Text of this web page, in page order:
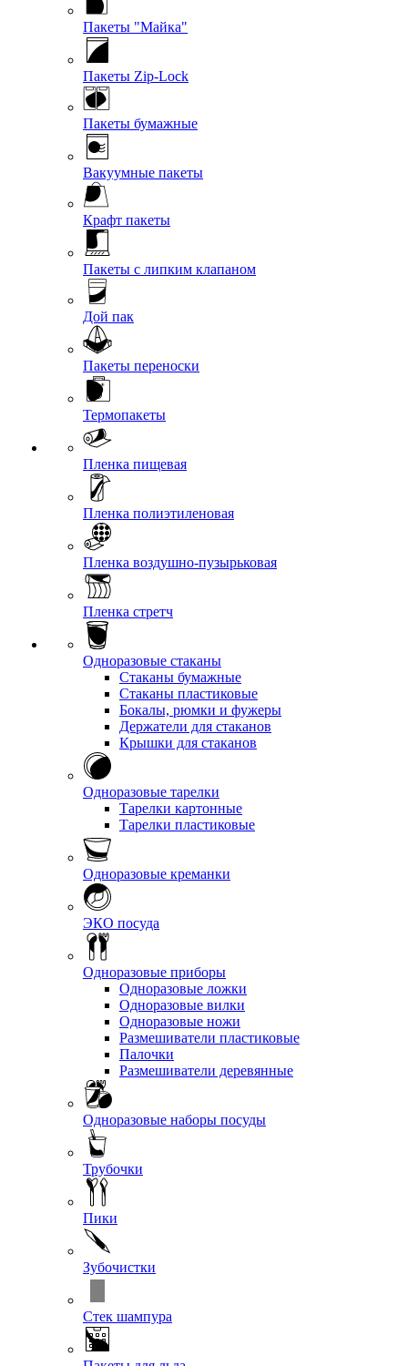
Пакеты "Майка"
Пакеты Zip-Lock
Пакеты бумажные
Вакуумные пакеты
Крафт пакеты
Пакеты с липким клапаном
Дой пак
Пакеты переноски
Термопакеты
Пленка пищевая
Пленка полиэтиленовая
Пленка воздушно-пузырьковая
Пленка стретч
Одноразовые стаканы
Стаканы бумажные
Стаканы пластиковые
Бокалы, рюмки и фужеры
Держатели для стаканов
Крышки для стаканов
Одноразовые тарелки
Тарелки картонные
Тарелки пластиковые
Одноразовые креманки
ЭКО посуда
Одноразовые приборы
Одноразовые ложки
Одноразовые вилки
Одноразовые ножи
Размешиватели пластиковые
Палочки
Размешиватели деревянные
Одноразовые наборы посуды
Трубочки
Пики
Зубочистки
Стек шампура